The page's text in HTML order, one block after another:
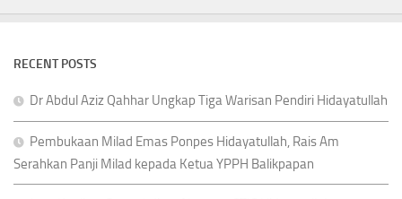
RECENT POSTS
Dr Abdul Aziz Qahhar Ungkap Tiga Warisan Pendiri Hidayatullah
Pembukaan Milad Emas Ponpes Hidayatullah, Rais Am
Serahkan Panji Milad kepada Ketua YPPH Balikpapan